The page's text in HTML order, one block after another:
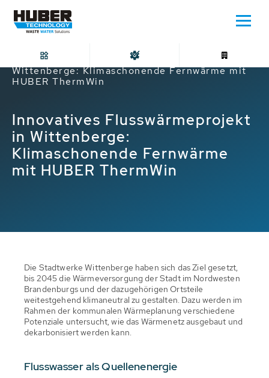
Home
Innovatives Flusswärmeprojekt in
Wittenberge: Klimaschonende Fernwärme mit
HUBER ThermWin
Innovatives Flusswärmeprojekt
in Wittenberge:
Klimaschonende Fernwärme
mit HUBER ThermWin
Die Stadtwerke Wittenberge haben sich das Ziel gesetzt,
bis 2045 die Wärmeversorgung der Stadt im Nordwesten
Brandenburgs und der dazugehörigen Ortsteile
weitestgehend klimaneutral zu gestalten. Dazu werden im
Rahmen der kommunalen Wärmeplanung verschiedene
Potenziale untersucht, wie das Wärmenetz ausgebaut und
dekarbonisiert werden kann.
Flusswasser als Quellenenergie